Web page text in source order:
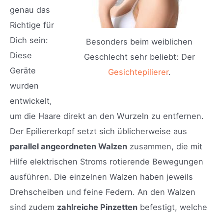
Besonders beim weiblichen
Geschlecht sehr beliebt: Der
Gesichtepilierer.
genau das
Richtige für
Dich sein:
Diese
Geräte
wurden
entwickelt,
um die Haare direkt an den Wurzeln zu entfernen.
Der Epiliererkopf setzt sich üblicherweise aus
parallel angeordneten Walzen zusammen, die mit
Hilfe elektrischen Stroms rotierende Bewegungen
ausführen. Die einzelnen Walzen haben jeweils
Drehscheiben und feine Federn. An den Walzen
sind zudem zahlreiche Pinzetten befestigt, welche